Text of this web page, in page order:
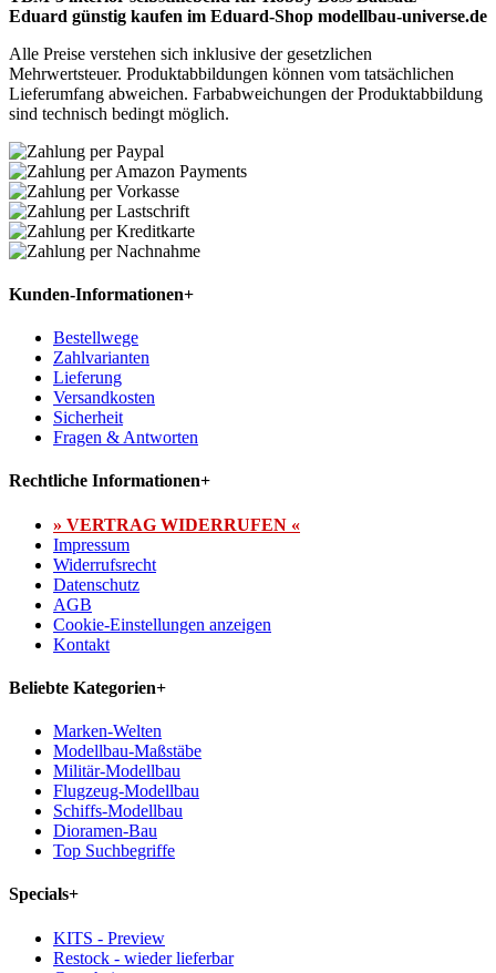
Eduard günstig kaufen im Eduard-Shop modellbau-universe.de
Alle Preise verstehen sich inklusive der gesetzlichen
Mehrwertsteuer. Produktabbildungen können vom tatsächlichen
Lieferumfang abweichen. Farbabweichungen der Produktabbildung
sind technisch bedingt möglich.
Kunden-Informationen+
Bestellwege
Zahlvarianten
Lieferung
Versandkosten
Sicherheit
Fragen & Antworten
Rechtliche Informationen+
» VERTRAG WIDERRUFEN «
Impressum
Widerrufsrecht
Datenschutz
AGB
Cookie-Einstellungen anzeigen
Kontakt
Beliebte Kategorien+
Marken-Welten
Modellbau-Maßstäbe
Militär-Modellbau
Flugzeug-Modellbau
Schiffs-Modellbau
Dioramen-Bau
Top Suchbegriffe
Specials+
KITS - Preview
Restock - wieder lieferbar